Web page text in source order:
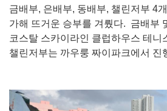
금배부, 은배부, 동배부, 챌린저부 4
가해 뜨거운 승부를 겨뤘다. 금배부
코스탈 스카이라인 클럽하우스 테니
챌린저부는 까우룽 짜이파크에서 진